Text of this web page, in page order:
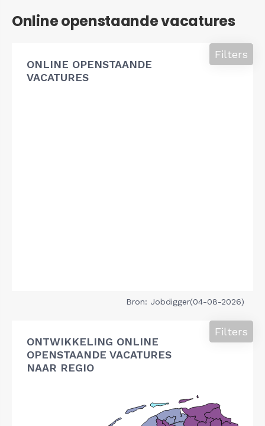
Online openstaande vacatures
ONLINE OPENSTAANDE
VACATURES
Filters
Bron: Jobdigger(04-08-2026)
ONTWIKKELING ONLINE
OPENSTAANDE VACATURES
NAAR REGIO
Filters